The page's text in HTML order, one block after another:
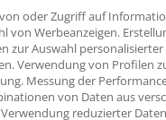
oder Zugriff auf
von Werbeanzeigen.
zur Auswahl
Verwendung von Profilen
Messung der
von Daten aus
reduzierter